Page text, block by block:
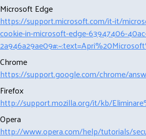
Microsoft Edge
https://support.microsoft.com/it-it/
cookie-in-microsoft-edge-63947406-
Chrome
https://support.google.com/chrome/
Firefox
http://support.mozilla.org/it/kb/
Opera
http://www.opera.com/help/tutorials/